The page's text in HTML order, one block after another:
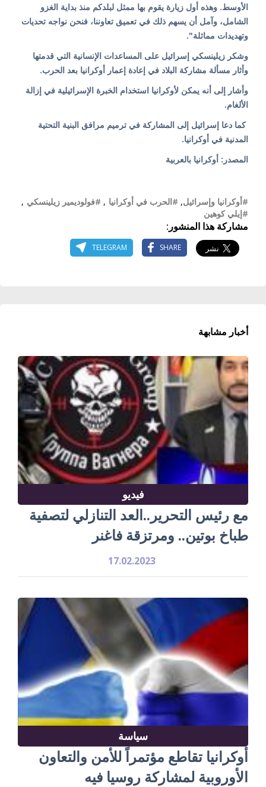
الأوسط. وهذه أول زيارة يقوم بها ممثل لبلدكم منذ بداية الغزو
الشامل، وآمل أن يسهم ذلك في تعميق تعاوننا، فنحن نواجه تحديات
وتهديدات مماثلة".
وشكر زيلينسكي إسرائيل على المساعدات الإنسانية التي قدمتها
وأثار مسألة مشاركة البلاد في إعادة إعمار أوكرانيا بعد الحرب.
وأشار إلى أنه يمكن لأوكرانيا استخدام الخبرة الإسرائيلية في إزالة
الألغام.
كما دعا إسرائيل إلى المشاركة في ترميم مرافق البنية التحتية
المدنية في أوكرانيا.
المصدر: أوكرانيا بالعربية
#أوكرانيا وإسرائيل, #الحرب في أوكرانيا , #فولوديمير زيلينسكي ,
#إيلي كوهين
مشاركة هذا المنشور:
SHARE
TELEGRAM
أخبار مشابهة
فيديو
مع رئيس التحرير..العد التنازلي لتصفية
طباخ بوتين.. ومرتزقة فاغنر
17.02.2023
سياسة
أوكرانيا تقاطع مؤتمراً للأمن والتعاون
الأوروبية لمشاركة روسيا فيه